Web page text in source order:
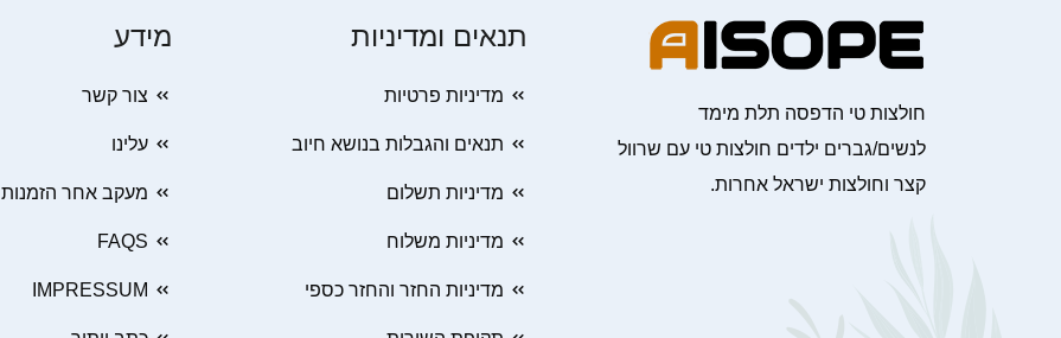
חולצות טי הדפסה תלת מימד
לנשים/גברים ילדים חולצות טי עם שרוול
קצר וחולצות ישראל אחרות.
תנאים ומדיניות
מדיניות פרטיות
תנאים והגבלות בנושא חיוב
מדיניות תשלום
מדיניות משלוח
מדיניות החזר והחזר כספי
מידע
צור קשר
עלינו
מעקב אחר הזמנות
FAQS
IMPRESSUM